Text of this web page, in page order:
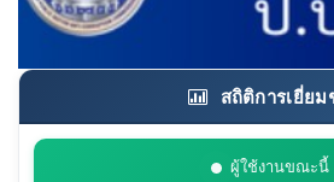
สถิติการเยี่ย
ผู้ใช้งานขณะนี้